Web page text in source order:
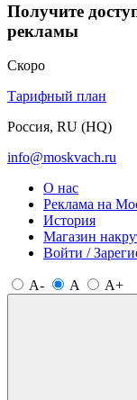
Получите
рекламы
Скоро
Тарифный план
Россия, RU (HQ)
info@moskvach.ru
О нас
Реклама на
История
Магазин
Войти /
A- A A+